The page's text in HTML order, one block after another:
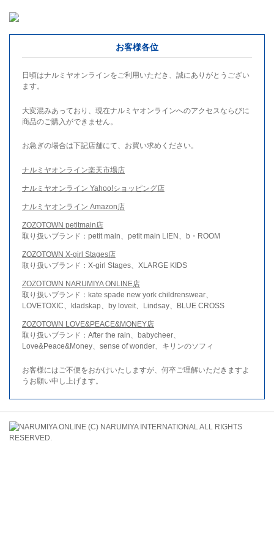
お客様各位
日頃はナルミヤオンラインをご利用いただき、誠にありがとうござい
ます。
大変混みあっており、現在ナルミヤオンラインへのアクセスならびに
商品のご購入ができません。
お急ぎの場合は下記店舗にて、お買い求めください。
ナルミヤオンライン楽天市場店
ナルミヤオンライン Yahoo!ショッピング店
ナルミヤオンライン Amazon店
ZOZOTOWN petitmain店
取り扱いブランド：petit main、petit main LIEN、b・ROOM
ZOZOTOWN X-girl Stages店
取り扱いブランド：X-girl Stages、XLARGE KIDS
ZOZOTOWN NARUMIYA ONLINE店
取り扱いブランド：kate spade new york childrenswear、
LOVETOXIC、kladskap、by loveit、Lindsay、BLUE CROSS
ZOZOTOWN LOVE&PEACE&MONEY店
取り扱いブランド：After the rain、babycheer、
Love&Peace&Money、sense of wonder、キリンのソフィ
お客様にはご不便をおかけいたしますが、何卒ご理解いただきますよ
うお願い申し上げます。